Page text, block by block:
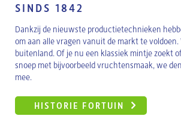
SINDS 1842
Dankzij de nieuwste productietechnieken
om aan alle vragen vanuit de markt te
buitenland. Of je nu een klassiek mintje zoekt
snoep met bijvoorbeeld vruchtensmaak, we
mee.
HISTORIE FORTUIN